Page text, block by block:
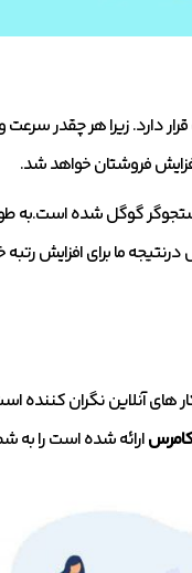
دارد. زیرا هر چقدر
فروشتان خواهد شد.
گوگل شده است.به
ما برای افزایش رتبه
آنلاین نگران کننده
ارائه شده است را به